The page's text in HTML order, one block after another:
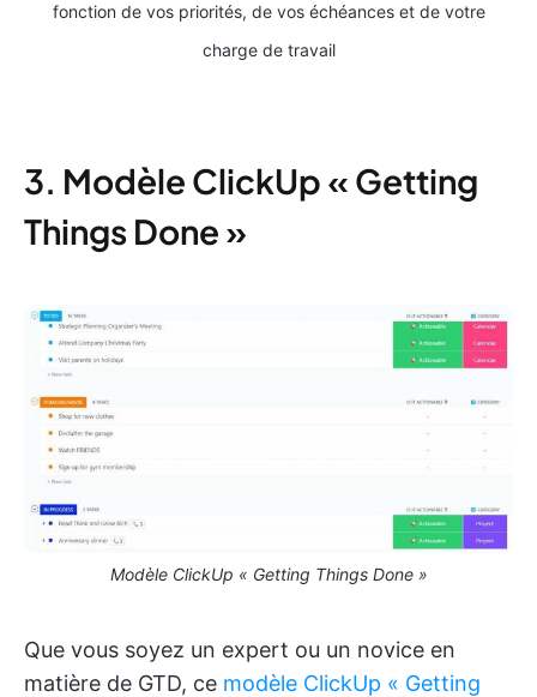
fonction de vos priorités, de vos échéances et de votre
charge de travail
3. Modèle ClickUp « Getting
Things Done »
Modèle ClickUp « Getting Things Done »
Que vous soyez un expert ou un novice en
matière de GTD, ce modèle ClickUp « Getting